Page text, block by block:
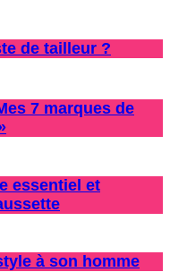
de tailleur ?
7 marques de
essentiel et
à son homme